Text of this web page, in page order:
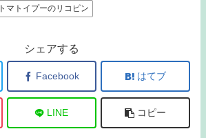
トマトイプーのリコピン
シェアする
Facebook はてブ
LINE コピー